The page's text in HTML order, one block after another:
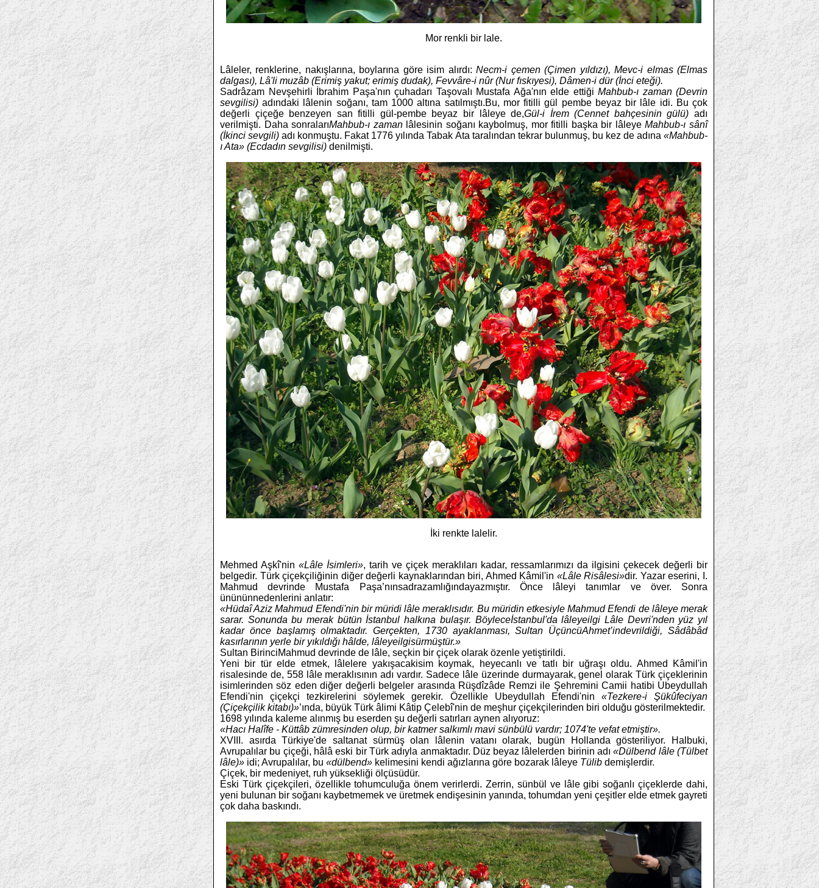
Mor renkli bir lale.
Lâleler, renklerine, nakışlarına, boylarına göre isim alırdı:Necm-i çemen (Çimen yıldızı), Mevc-i elmas (Elmas
dalgası), Lâ'li muzâb (Erimiş yakut; erimiş dudak), Fevvâre-i nûr (Nur fıskıyesi), Dâmen-i dür (İnci eteği).
Sadrâzam Nevşehirli İbrahim Paşa'nın çuhadarı Taşovalı Mustafa Ağa'nın elde ettiği Mahbub-ı zaman (Devrin
sevgilisi) adındaki lâlenin soğanı, tam 1000 altına satılmıştı.Bu, mor fitilli gül pembe beyaz bir lâle idi. Bu çok
değerli çiçeğe benzeyen san fitilli gül-pembe beyaz bir lâleye de,Gül-i İrem (Cennet bahçesinin gülü) adı
verilmişti. Daha sonralarıMahbub-ı zamanlâlesinin soğanı kaybolmuş, mor fitilli başka bir lâleyeMahbub-ı sânî
(İkinci sevgili) adı konmuştu. Fakat 1776 yılında Tabak Ata taralından tekrar bulunmuş, bu kez de adına «Mahbub-
ı Ata» (Ecdadın sevgilisi) denilmişti.
İki renkte lalelir.
Mehmed Aşkî'nin «Lâle İsimleri», tarih ve çiçek meraklıları kadar, ressamlarımızı da ilgisini çekecek değerli bir
belgedir. Türk çiçekçiliğinin diğer değerli kaynaklarından biri, Ahmed Kâmil'in «Lâle Risâlesi»dir. Yazar eserini, I.
Mahmud devrinde Mustafa Paşa’nınsadrazamlığındayazmıştır. Önce lâleyi tanımlar ve över. Sonra
ünününnedenlerini anlatır:
«Hüdaî Aziz Mahmud Efendi'nin bir müridi lâle meraklısıdır. Bu müridin etkesiyle Mahmud Efendi de lâleye merak
sarar. Sonunda bu merak bütün İstanbul halkına bulaşır. Böyleceİstanbul'da lâleyeilgi Lâle Devri'nden yüz yıl
kadar önce başlamış olmaktadır. Gerçekten, 1730 ayaklanması, Sultan ÜçüncüAhmet’indevrildiği, Sâdâbâd
kasırlarının yerle bir yıkıldığı hâlde, lâleyeilgisürmüştür.»
Sultan BirinciMahmud devrinde de lâle, seçkin bir çiçek olarak özenle yetiştirildi.
Yeni bir tür elde etmek, lâlelere yakışacakisim koymak, heyecanlı ve tatlı bir uğraşı oldu. Ahmed Kâmil'in
risalesinde de, 558 lâle meraklısının adı vardır. Sadece lâle üzerinde durmayarak, genel olarak Türk çiçeklerinin
isimlerinden söz eden diğer değerli belgeler arasında Rüşdîzâde Remzi ile Şehremini Camii hatibi Ubeydullah
Efendi'nin çiçekçi tezkirelerini söylemek gerekir. Özellikle Ubeydullah Efendi'nin «Tezkere-i Şükûfeciyan
(Çiçekçilik kitabı)»’ında, büyük Türk âlimi Kâtip Çelebî'nin de meşhur çiçekçilerinden biri olduğu gösterilmektedir.
1698 yılında kaleme alınmış bu eserden şu değerli satırları aynen alıyoruz:
«Hacı Halîfe - Küttâb zümresinden olup, bir katmer salkımlı mavi sünbülü vardır; 1074'te vefat etmiştir».
XVIII. asırda Türkiye'de saltanat sürmüş olan lâlenin vatanı olarak, bugün Hollanda gösteriliyor. Halbuki,
Avrupalılar bu çiçeği, hâlâ eski bir Türk adıyla anmaktadır. Düz beyaz lâlelerden birinin adı«Dülbend lâle (Tülbet
lâle)» idi; Avrupalılar, bu «dülbend» kelimesini kendi ağızlarına göre bozarak lâleye Tülib demişlerdir.
Çiçek, bir medeniyet, ruh yüksekliği ölçüsüdür.
Eski Türk çiçekçileri, özellikle tohumculuğa önem verirlerdi. Zerrin, sünbül ve lâle gibi soğanlı çiçeklerde dahi,
yeni bulunan bir soğanı kaybetmemek ve üretmek endişesinin yanında, tohumdan yeni çeşitler elde etmek gayreti
çok daha baskındı.